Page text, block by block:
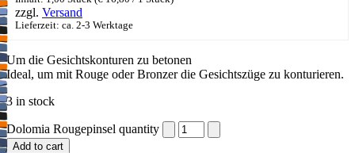
zzgl. Versand
Lieferzeit: ca. 2-3 Werktage
Um die Gesichtskonturen zu betonen
Ideal, um mit Rouge oder Bronzer die Gesichtszüge zu konturieren.
3 in stock
Dolomia Rougepinsel quantity
Add to cart